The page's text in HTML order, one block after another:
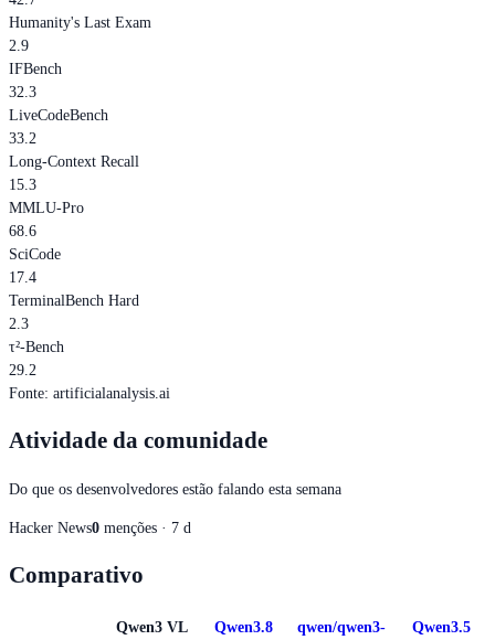
Humanity's Last Exam
2.9
IFBench
32.3
LiveCodeBench
33.2
Long-Context Recall
15.3
MMLU-Pro
68.6
SciCode
17.4
TerminalBench Hard
2.3
τ²-Bench
29.2
Fonte: artificialanalysis.ai
Atividade da comunidade
Do que os desenvolvedores estão falando esta semana
Hacker News0 menções · 7 d
Comparativo
Qwen3 VL
Qwen3.8
qwen/qwen3-
Qwen3.5